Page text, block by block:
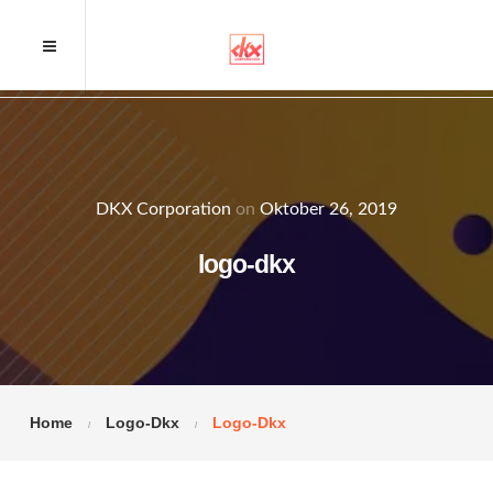
DKX Corporation on Oktober 26, 2019
logo-dkx
Home Logo-Dkx Logo-Dkx